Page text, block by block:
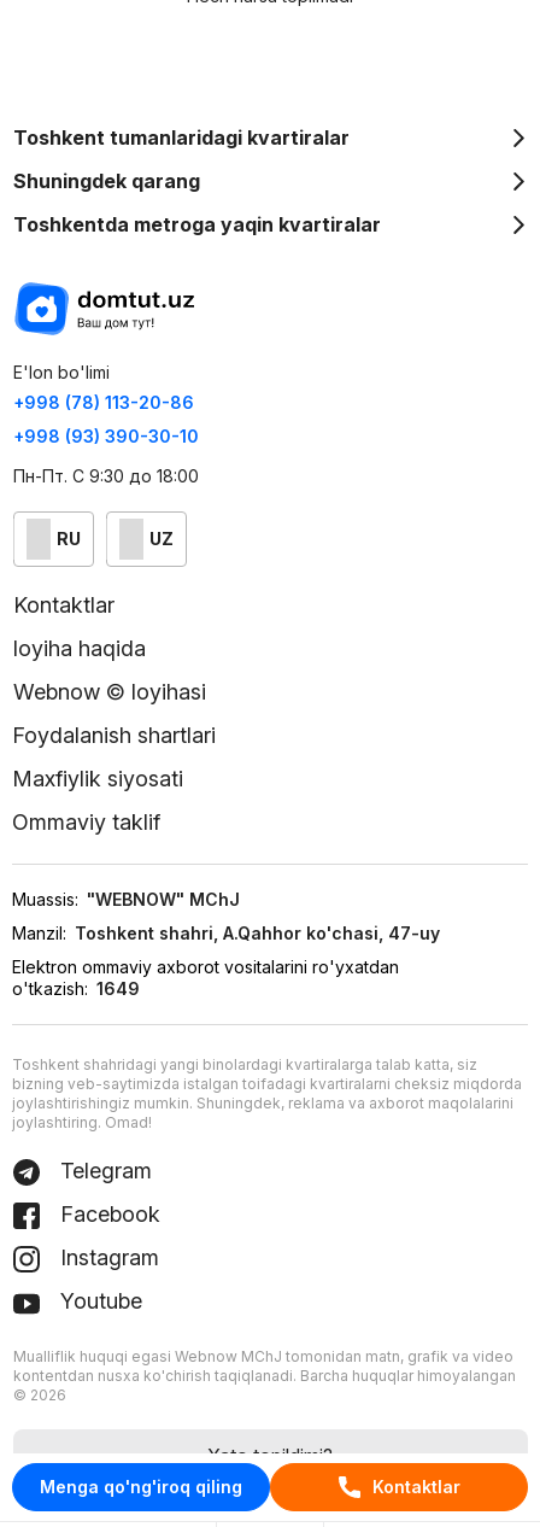
Menga qo'ng'iroq qiling Kontaktlar
Toshkent tumanlaridagi kvartiralar
Shuningdek qarang
Toshkentda metroga yaqin kvartiralar
E'lon bo'limi
+998 (78) 113-20-86
+998 (93) 390-30-10
Пн-Пт. С 9:30 до 18:00
RU UZ
Kontaktlar
loyiha haqida
Webnow © loyihasi
Foydalanish shartlari
Maxfiylik siyosati
Ommaviy taklif
Muassis: "WEBNOW" MChJ
Manzil: Toshkent shahri, A.Qahhor ko'chasi, 47-uy
Elektron ommaviy axborot vositalarini ro'yxatdan
o'tkazish: 1649
Toshkent shahridagi yangi binolardagi kvartiralarga talab katta, siz
bizning veb-saytimizda istalgan toifadagi kvartiralarni cheksiz miqdorda
joylashtirishingiz mumkin. Shuningdek, reklama va axborot maqolalarini
joylashtiring. Omad!
Telegram
Facebook
Instagram
Youtube
Mualliflik huquqi egasi Webnow MChJ tomonidan matn, grafik va video
kontentdan nusxa ko'chirish taqiqlanadi. Barcha huquqlar himoyalangan
© 2026
Xato topildimi?